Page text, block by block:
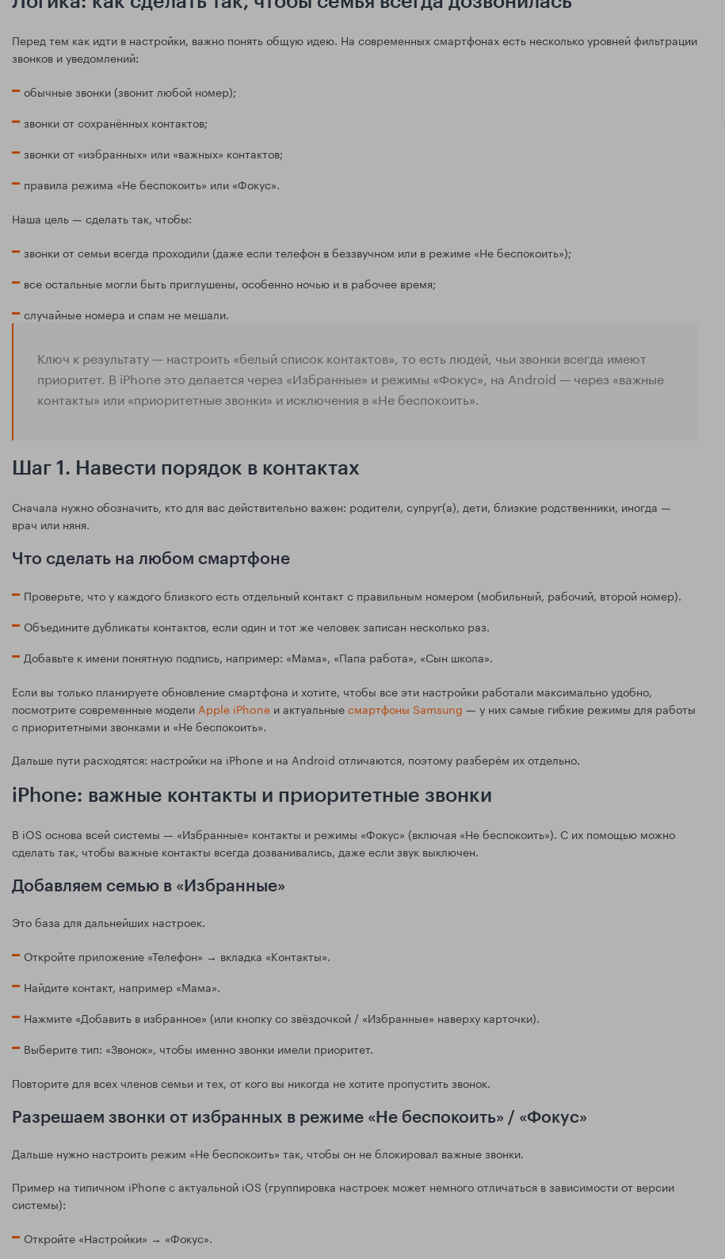
Перед тем как идти в настройки, важно понять общую идею. На современных смартфонах есть несколько уровней фильтрации
звонков и уведомлений:
обычные звонки (звонит любой номер);
звонки от сохранённых контактов;
звонки от «избранных» или «важных» контактов;
правила режима «Не беспокоить» или «Фокус».
Наша цель — сделать так, чтобы:
звонки от семьи всегда проходили (даже если телефон в беззвучном или в режиме «Не беспокоить»);
все остальные могли быть приглушены, особенно ночью и в рабочее время;
случайные номера и спам не мешали.
Ключ к результату — настроить «белый список контактов», то есть людей, чьи звонки всегда имеют
приоритет. В iPhone это делается через «Избранные» и режимы «Фокус», на Android — через «важные
контакты» или «приоритетные звонки» и исключения в «Не беспокоить».
Шаг 1. Навести порядок в контактах
Сначала нужно обозначить, кто для вас действительно важен: родители, супруг(а), дети, близкие родственники, иногда —
врач или няня.
Что сделать на любом смартфоне
Проверьте, что у каждого близкого есть отдельный контакт с правильным номером (мобильный, рабочий, второй номер).
Объедините дубликаты контактов, если один и тот же человек записан несколько раз.
Добавьте к имени понятную подпись, например: «Мама», «Папа работа», «Сын школа».
Если вы только планируете обновление смартфона и хотите, чтобы все эти настройки работали максимально удобно,
посмотрите современные моделиApple iPhone и актуальныесмартфоны Samsung — у них самые гибкие режимы для работы
с приоритетными звонками и «Не беспокоить».
Дальше пути расходятся: настройки на iPhone и на Android отличаются, поэтому разберём их отдельно.
iPhone: важные контакты и приоритетные звонки
В iOS основа всей системы — «Избранные» контакты и режимы «Фокус» (включая «Не беспокоить»). С их помощью можно
сделать так, чтобы важные контакты всегда дозванивались, даже если звук выключен.
Добавляем семью в «Избранные»
Это база для дальнейших настроек.
Откройте приложение «Телефон» → вкладка «Контакты».
Найдите контакт, например «Мама».
Нажмите «Добавить в избранное» (или кнопку со звёздочкой / «Избранные» наверху карточки).
Выберите тип: «Звонок», чтобы именно звонки имели приоритет.
Повторите для всех членов семьи и тех, от кого вы никогда не хотите пропустить звонок.
Разрешаем звонки от избранных в режиме «Не беспокоить» / «Фокус»
Дальше нужно настроить режим «Не беспокоить» так, чтобы он не блокировал важные звонки.
Пример на типичном iPhone с актуальной iOS (группировка настроек может немного отличаться в зависимости от версии
системы):
Откройте «Настройки» → «Фокус».